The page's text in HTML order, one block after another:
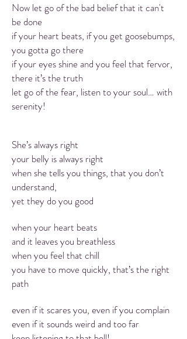
Now let go of the bad belief that it can't
be done
if your heart beats, if you get goosebumps,
you gotta go there
if your eyes shine and you feel that fervor,
there it’s the truth
let go of the fear, listen to your soul… with
serenity!
She’s always right
your belly is always right
when she tells you things, that you don’t
understand,
yet they do you good
when your heart beats
and it leaves you breathless
when you feel that chill
you have to move quickly, that’s the right
path
even if it scares you, even if you complain
even if it sounds weird and too far